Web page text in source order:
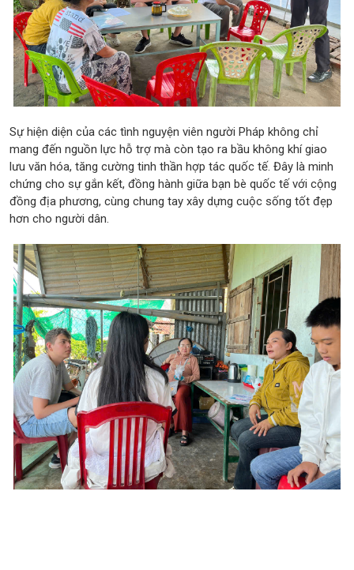
Sự hiện diện của các tình nguyện viên người Pháp không chỉ
mang đến nguồn lực hỗ trợ mà còn tạo ra bầu không khí giao
lưu văn hóa, tăng cường tinh thần hợp tác quốc tế. Đây là minh
chứng cho sự gắn kết, đồng hành giữa bạn bè quốc tế với cộng
đồng địa phương, cùng chung tay xây dựng cuộc sống tốt đẹp
hơn cho người dân.